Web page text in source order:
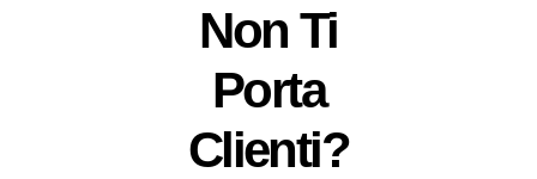
Non Ti
Porta
Clienti?